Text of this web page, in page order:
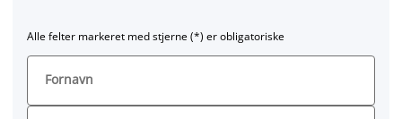
Alle felter markeret med stjerne (*) er obligatoriske
Fornavn